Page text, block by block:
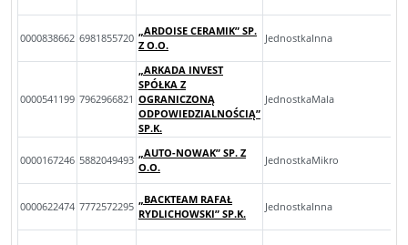
0000838662 6981855720
„ARDOISE CERAMIK” SP.
Z O.O.
JednostkaInna
0000541199 7962966821
„ARKADA INVEST
SPÓŁKA Z
OGRANICZONĄ
ODPOWIEDZIALNOŚCIĄ”
SP.K.
JednostkaMala
0000167246 5882049493
„AUTO-NOWAK” SP. Z
O.O.
JednostkaMikro
0000622474 7772572295
„BACKTEAM RAFAŁ
RYDLICHOWSKI” SP.K.
JednostkaInna